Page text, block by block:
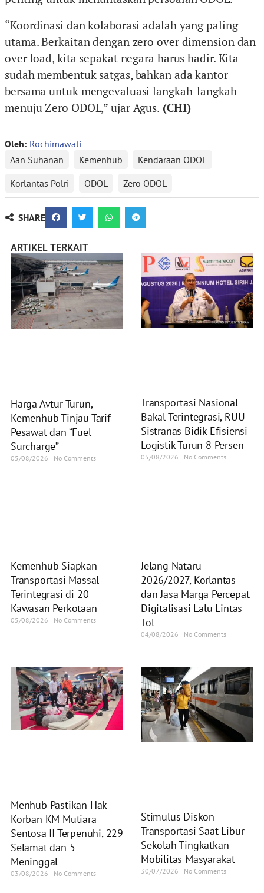
“Koordinasi dan kolaborasi adalah yang paling
utama. Berkaitan dengan zero over dimension dan
over load, kita sepakat negara harus hadir. Kita
sudah membentuk satgas, bahkan ada kantor
bersama untuk mengevaluasi langkah-langkah
menuju Zero ODOL,” ujar Agus. (CHI)
Oleh: Rochimawati
Aan Suhanan
Kemenhub
Kendaraan ODOL
Korlantas Polri
ODOL Zero ODOL
SHARE
ARTIKEL TERKAIT
Harga Avtur Turun,
Kemenhub Tinjau Tarif
Pesawat dan “Fuel
Surcharge”
05/08/2026 No Comments
Transportasi Nasional
Bakal Terintegrasi, RUU
Sistranas Bidik Efisiensi
Logistik Turun 8 Persen
05/08/2026 No Comments
Kemenhub Siapkan
Transportasi Massal
Terintegrasi di 20
Kawasan Perkotaan
05/08/2026 No Comments
Jelang Nataru
2026/2027, Korlantas
dan Jasa Marga Percepat
Digitalisasi Lalu Lintas
Tol
04/08/2026 No Comments
Menhub Pastikan Hak
Korban KM Mutiara
Sentosa II Terpenuhi, 229
Selamat dan 5
Meninggal
03/08/2026 No Comments
Stimulus Diskon
Transportasi Saat Libur
Sekolah Tingkatkan
Mobilitas Masyarakat
30/07/2026 No Comments